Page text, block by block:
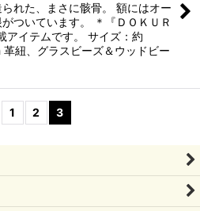
れた、まさに骸骨。 額にはオー
ついています。 ＊『ＤＯＫＵＲ
アイテムです。 サイズ：約
紐、グラスビーズ＆ウッドビー
1 2 3